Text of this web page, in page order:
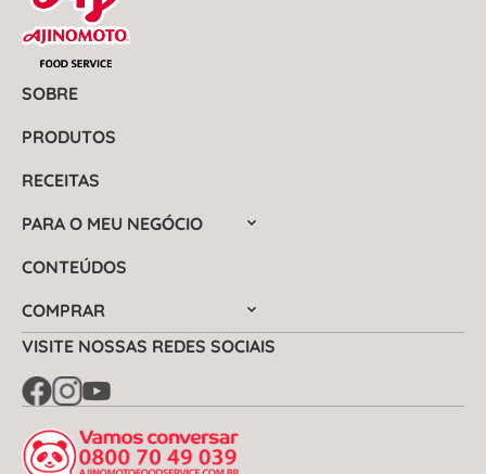
SOBRE
PRODUTOS
RECEITAS
PARA O MEU NEGÓCIO
CONTEÚDOS
COMPRAR
VISITE NOSSAS REDES SOCIAIS